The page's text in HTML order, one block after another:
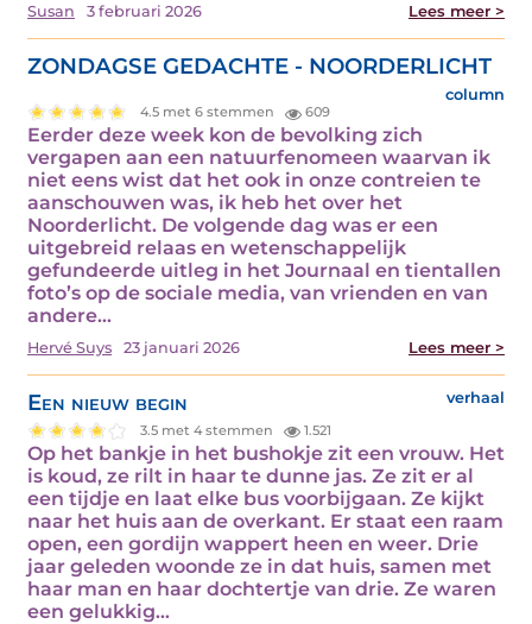
Susan 3 februari 2026 Lees meer >
ZONDAGSE GEDACHTE - NOORDERLICHT
column
4.5 met 6 stemmen 609
Eerder deze week kon de bevolking zich
vergapen aan een natuurfenomeen waarvan ik
niet eens wist dat het ook in onze contreien te
aanschouwen was, ik heb het over het
Noorderlicht. De volgende dag was er een
uitgebreid relaas en wetenschappelijk
gefundeerde uitleg in het Journaal en tientallen
foto’s op de sociale media, van vrienden en van
andere…
Hervé Suys 23 januari 2026 Lees meer >
Een nieuw begin verhaal
3.5 met 4 stemmen 1.521
Op het bankje in het bushokje zit een vrouw. Het
is koud, ze rilt in haar te dunne jas. Ze zit er al
een tijdje en laat elke bus voorbijgaan. Ze kijkt
naar het huis aan de overkant. Er staat een raam
open, een gordijn wappert heen en weer. Drie
jaar geleden woonde ze in dat huis, samen met
haar man en haar dochtertje van drie. Ze waren
een gelukkig…